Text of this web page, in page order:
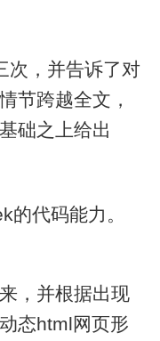
，并告诉了对
节跨越全文，
础之上给出
代码能力。
，并根据出现
态html网页形